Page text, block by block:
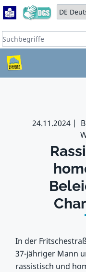
Zum Hauptbereich
Zum Hauptmenü
Sprache auswählen:
Suchbegriffe:
24.11.2024
In der
37-jähriger Mann
rassistisch und